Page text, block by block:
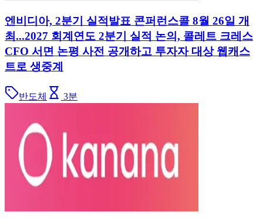
엔비디아, 2분기 실적발표 콘퍼런스콜 8월 26일 개
최...2027 회계연도 2분기 실적 논의, 콜레트 크레스
CFO 서면 논평 사전 공개하고 투자자 대상 웹캐스
트로 생중계
반도체 3분